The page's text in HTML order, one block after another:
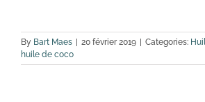
By Bart Maes | 20 février 2019 | Categories:
huile de coco